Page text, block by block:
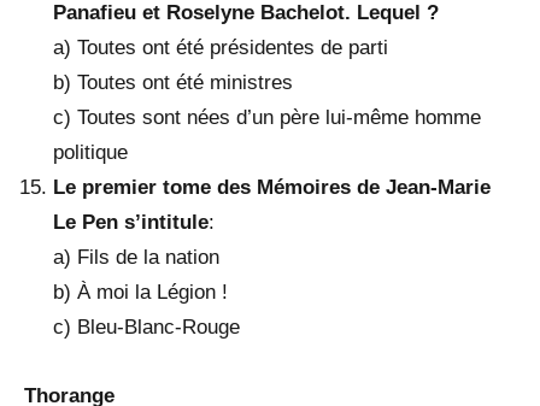
Panafieu et Roselyne Bachelot. Lequel ?
a) Toutes ont été présidentes de parti
b) Toutes ont été ministres
c) Toutes sont nées d’un père lui-même homme
politique
Le premier tome des Mémoires de Jean-Marie
Le Pen s’intitule:
a) Fils de la nation
b) À moi la Légion !
c) Bleu-Blanc-Rouge
Thorange